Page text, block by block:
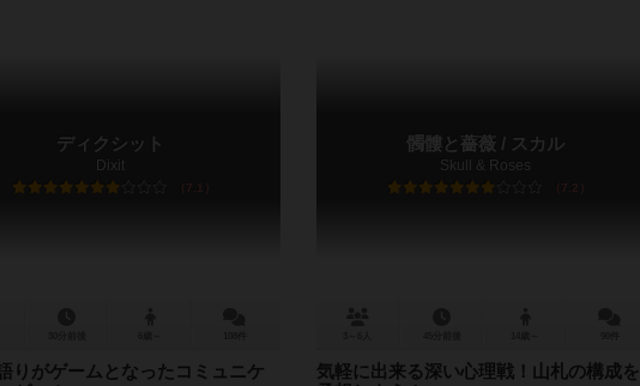
ディクシット
Dixit
7.1
りがゲームとなったコミュニケ
髑髏と薔薇 / スカル
Skull & Roses
7.2
気軽に出来る深い心理戦！山札の構成を